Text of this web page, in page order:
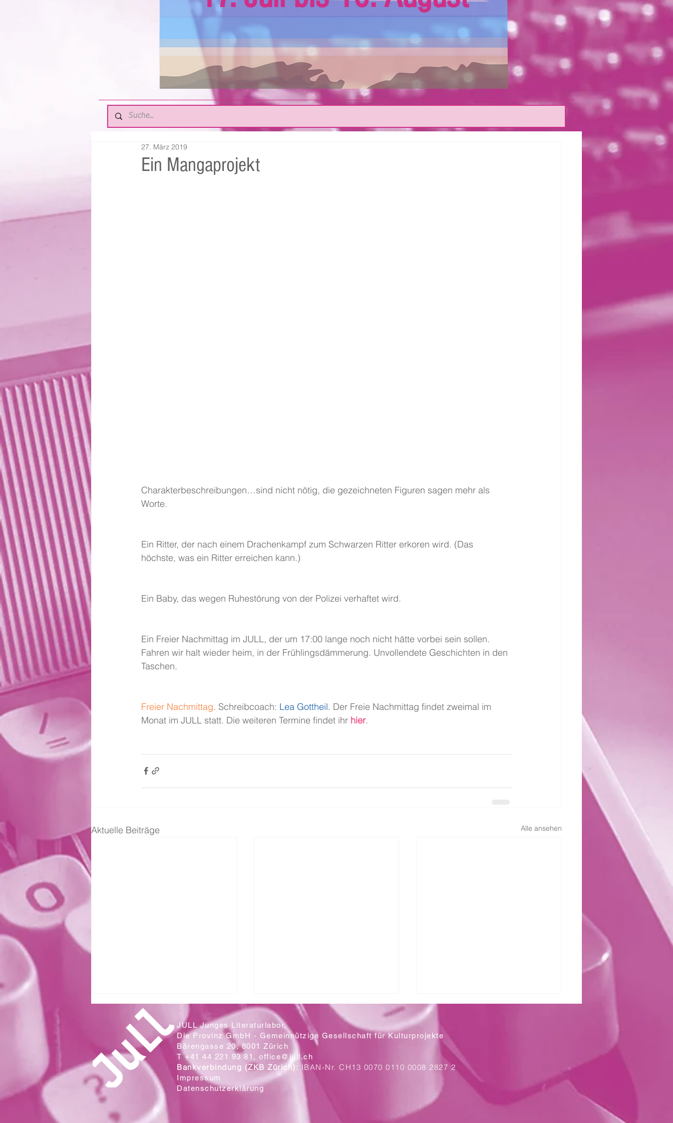
Ein Mangaprojekt
27. März 2019
Charakterbeschreibungen…sind nicht nötig, die gezeichneten Figuren sagen mehr als
Worte.
Ein Ritter, der nach einem Drachenkampf zum Schwarzen Ritter erkoren wird. (Das
höchste, was ein Ritter erreichen kann.)
Ein Baby, das wegen Ruhestörung von der Polizei verhaftet wird.
Ein Freier Nachmittag im JULL, der um 17:00 lange noch nicht hätte vorbei sein sollen.
Fahren wir halt wieder heim, in der Frühlingsdämmerung. Unvollendete Geschichten in den
Taschen.
Freier Nachmittag. Schreibcoach: Lea Gottheil. Der Freie Nachmittag findet zweimal im
Monat im JULL statt. Die weiteren Termine findet ihr hier.
Aktuelle Beiträge Alle ansehen
Zwei Klassen aus der Sek. Wallrüti
lesen in der Campo Cantina
Ein Blick auf die neuen Plakate
Mit letzter Kraft
JULL Junges Literaturlabor,
Die Provinz GmbH - Gemeinnützige Gesellschaft für Kulturprojekte
Bärengasse 20, 8001 Zürich
T +41 44 221 93 81, office@jull.ch
Bankverbindung (ZKB Zürich): IBAN-Nr. CH13 0070 0110 0008 2827 2
Impressum
Datenschutzerklärung